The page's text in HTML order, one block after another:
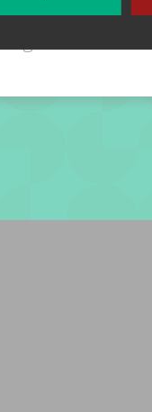
Enédis